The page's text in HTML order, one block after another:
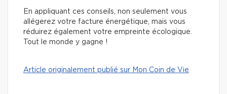
En appliquant ces conseils, non seulement vous
allégerez votre facture énergétique, mais vous
réduirez également votre empreinte écologique.
Tout le monde y gagne !
Article originalement publié sur Mon Coin de Vie